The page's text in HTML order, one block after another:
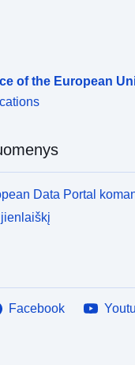
of the European
Data Portal
Facebook